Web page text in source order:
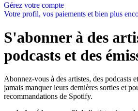
Gérez votre compte
Votre profil, vos paiements et bien plus
S'abonner à des
podcasts et des
Abonnez-vous à des artistes, des podcasts
jamais manquer leurs dernières sorties et
recommandations de Spotify.